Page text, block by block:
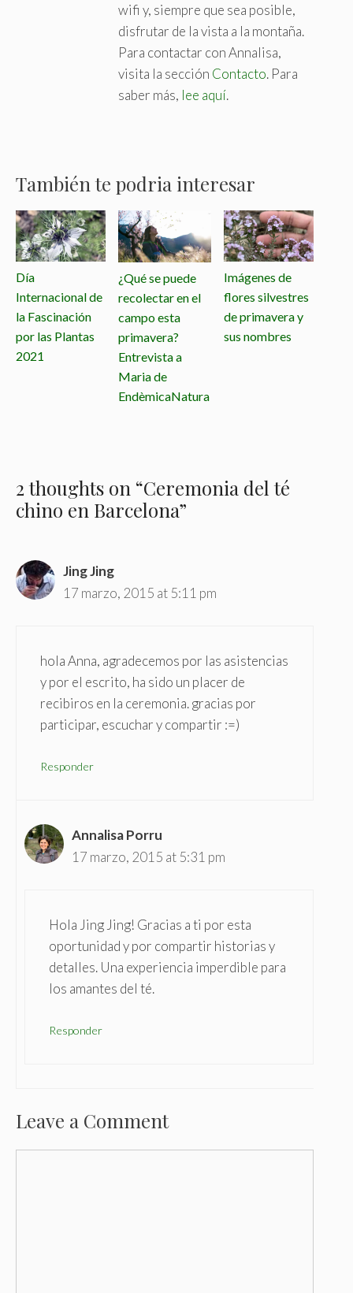
wifi y, siempre que sea posible,
disfrutar de la vista a la montaña.
Para contactar con Annalisa,
visita la sección Contacto. Para
saber más, lee aquí.
También te podria interesar
Día
Internacional de
la Fascinación
por las Plantas
2021
¿Qué se puede
recolectar en el
campo esta
primavera?
Entrevista a
Maria de
EndèmicaNatura
Imágenes de
flores silvestres
de primavera y
sus nombres
2 thoughts on “Ceremonia del té
chino en Barcelona”
Jing Jing
17 marzo, 2015 at 5:11 pm
hola Anna, agradecemos por las asistencias
y por el escrito, ha sido un placer de
recibiros en la ceremonia. gracias por
participar, escuchar y compartir :=)
Responder
Annalisa Porru
17 marzo, 2015 at 5:31 pm
Hola Jing Jing! Gracias a ti por esta
oportunidad y por compartir historias y
detalles. Una experiencia imperdible para
los amantes del té.
Responder
Leave a Comment